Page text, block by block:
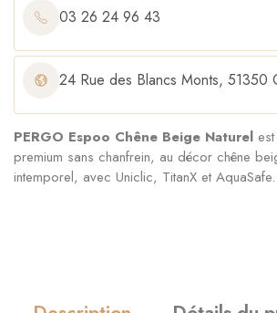
03 26 24 96 43
24 Rue des Blancs Monts, 51350
PERGO Espoo Chêne Beige Naturel
premium sans chanfrein, au décor chêne
intemporel, avec Uniclic, TitanX et AquaSafe.